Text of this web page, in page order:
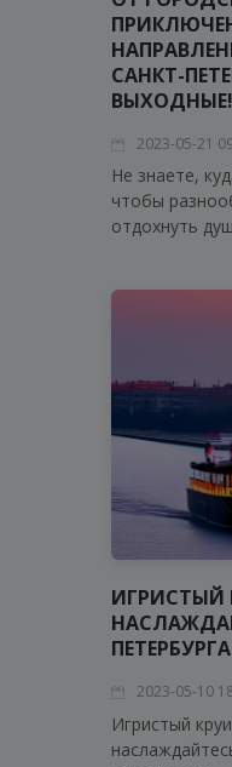
САНКТ-
ВЫХОДНЫЕ!
2023-05-21
Не знаете,
чтобы
отдохнуть
ИГРИСТЫЙ
2023-05-10
Игристый